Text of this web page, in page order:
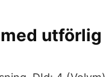
utförlig